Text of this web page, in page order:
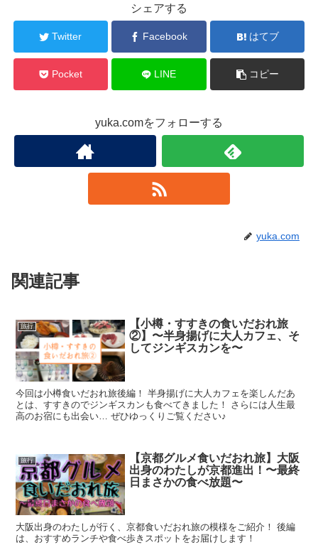
シェアする
Twitter Facebook はてブ
Pocket LINE コピー
yuka.comをフォローする
yuka.com
関連記事
旅行
【小樽・すすきの食いだおれ旅
②】〜半身揚げに大人カフェ、そ
してジンギスカンを〜
今回は小樽食いだおれ旅後編！ 半身揚げに大人カフェを楽しんだあ
とは、すすきのでジンギスカンも食べてきました！ さらには人生最
高のお宿にも出会い… ぜひゆっくりご覧ください♪
旅行
【京都グルメ食いだおれ旅】大阪
出身のわたしが京都進出！〜最終
日まさかの食べ放題〜
大阪出身のわたしが行く、京都食いだおれ旅の模様をご紹介！ 後編
は、おすすめランチや食べ歩きスポットをお届けします！